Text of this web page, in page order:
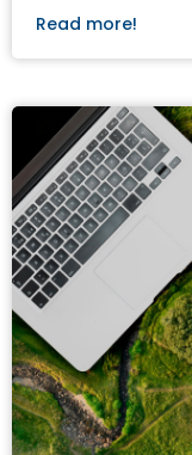
Read more!